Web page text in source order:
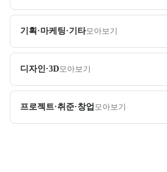
기획·마케팅·기타모아보기
디자인·3D모아보기
프로젝트·취준·창업 모아보기